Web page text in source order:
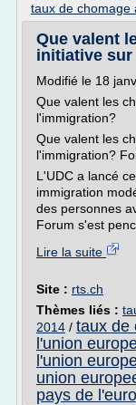
taux de chomage
Que valent
initiative sur
Modifié le 18
Que valent les
l'immigration?
Que valent les
l'immigration?
L'UDC a lancé
immigration
des personnes
Forum s'est
Lire la suite
Site : rts.ch
Thèmes liés :
2014 / taux de
l'union
l'union
union
pays de